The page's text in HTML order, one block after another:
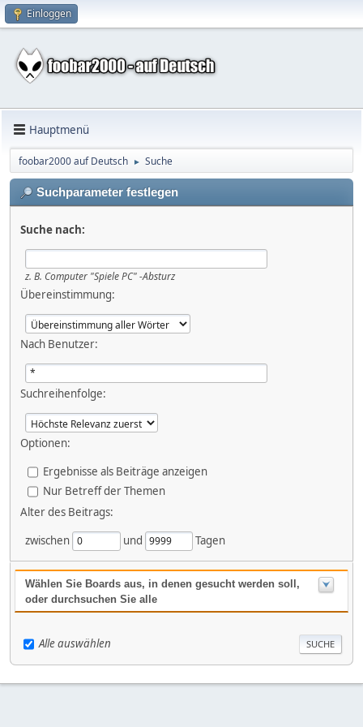
Einloggen
Hauptmenü
foobar2000 auf Deutsch ► Suche
Suchparameter festlegen
Suche nach:
z. B. Computer "Spiele PC" -Absturz
Übereinstimmung:
Nach Benutzer:
Suchreihenfolge:
Optionen:
Ergebnisse als Beiträge anzeigen
Nur Betreff der Themen
Alter des Beitrags:
zwischen
und Tagen
Wählen Sie Boards aus, in denen gesucht werden soll,
oder durchsuchen Sie alle
Alle auswählen